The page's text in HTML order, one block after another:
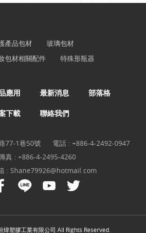
產品包材
玻璃包材
包材相關配件
特殊形瓶器
應用 最新消息 部落格
下載 聯絡我們
77-1巷50號 電話 : +886-4-2492-0947
真 : +886-4-2495-4260
: Shane79926@hotmail.com
塑膠工業有限公司 All Rights Reserved.